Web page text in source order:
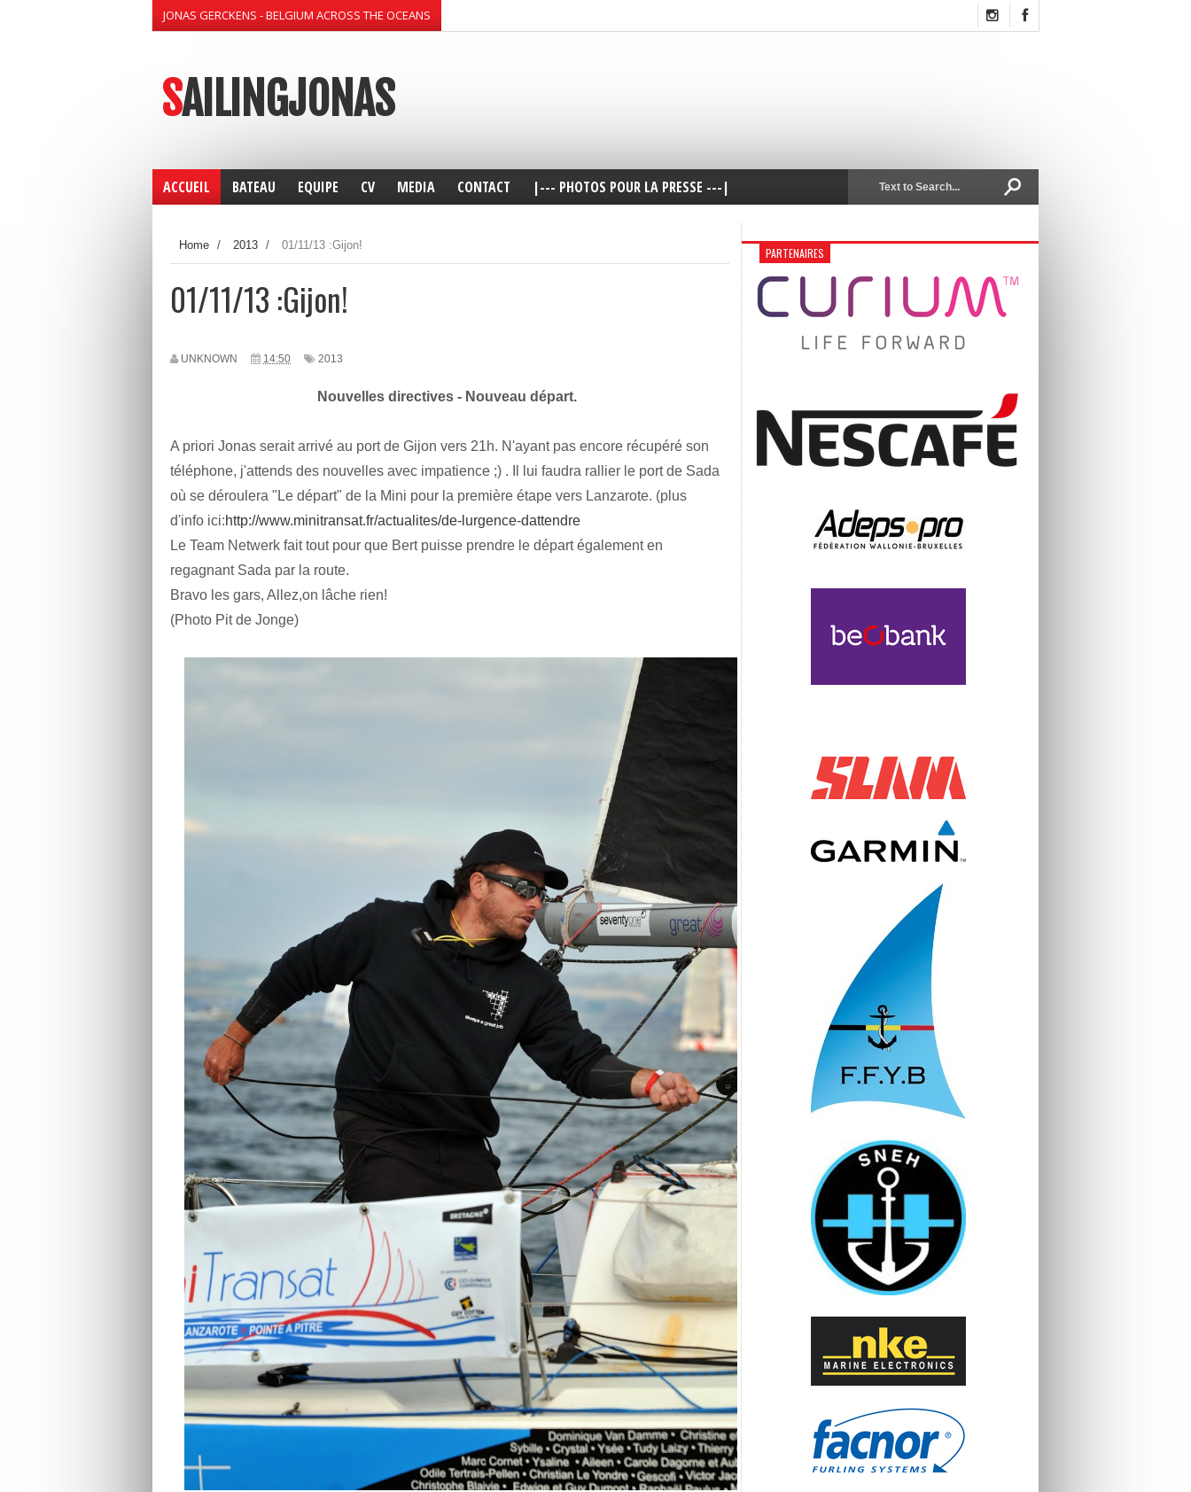
JONAS GERCKENS - BELGIUM ACROSS THE OCEANS
SAILINGJONAS
ACCUEIL BATEAU EQUIPE CV MEDIA CONTACT |--- PHOTOS POUR LA PRESSE ---|
Home / 2013 / 01/11/13 :Gijon!
01/11/13 :Gijon!
UNKNOWN 14:50 2013
Nouvelles directives - Nouveau départ.
A priori Jonas serait arrivé au port de Gijon vers 21h. N'ayant pas encore récupéré son
téléphone, j'attends des nouvelles avec impatience ;) . Il lui faudra rallier le port de Sada
où se déroulera "Le départ" de la Mini pour la première étape vers Lanzarote. (plus
d'info ici:http://www.minitransat.fr/actualites/de-lurgence-dattendre
Le Team Netwerk fait tout pour que Bert puisse prendre le départ également en
regagnant Sada par la route.
Bravo les gars, Allez,on lâche rien!
(Photo Pit de Jonge)
PARTENAIRES